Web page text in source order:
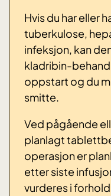
Hvis du har eller
tuberkulose,
infeksjon, kan
kladribin-
oppstart og du
smitte.
Ved pågående
planlagt
operasjon er
etter siste
vurderes i